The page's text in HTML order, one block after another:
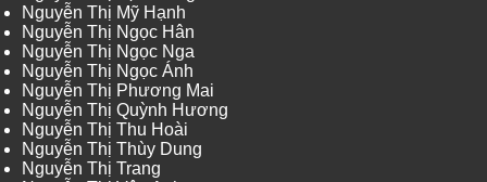
Nguyễn Thị Mỹ Hạnh
Nguyễn Thị Ngọc Hân
Nguyễn Thị Ngọc Nga
Nguyễn Thị Ngọc Ánh
Nguyễn Thị Phương Mai
Nguyễn Thị Quỳnh Hương
Nguyễn Thị Thu Hoài
Nguyễn Thị Thùy Dung
Nguyễn Thị Trang